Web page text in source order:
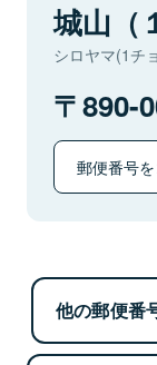
城山（
シロヤマ(1チ
890-
郵便番号
他の郵便番